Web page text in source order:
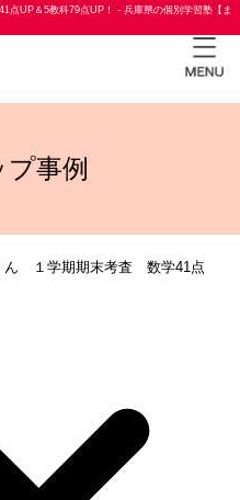
＆5教科79点UP！ - 兵庫県の個別学習塾【ま
中学
プ事例
１学期期末考査 数学41点